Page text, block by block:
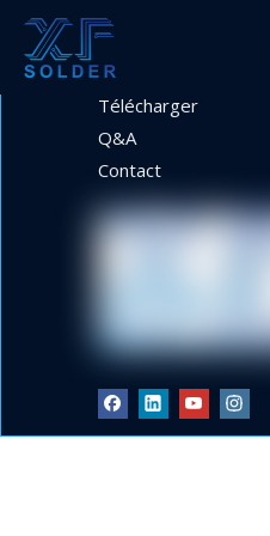
INFORMATIONS
Produits
Télécharger
Q&A
Contact